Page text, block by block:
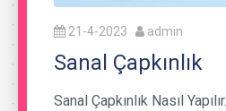
21-4-2023 admin
Sanal Çapkınlık
Sanal Çapkınlık Nasıl